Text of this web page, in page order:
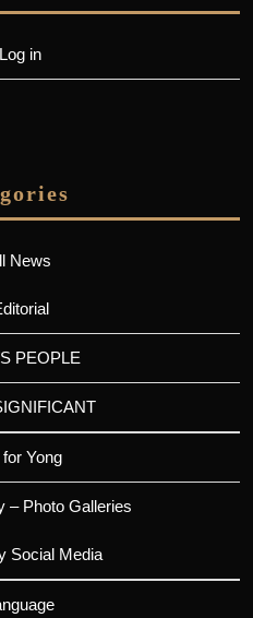
Log in
News
PEOPLE
Yong
– Photo Galleries
Social Media